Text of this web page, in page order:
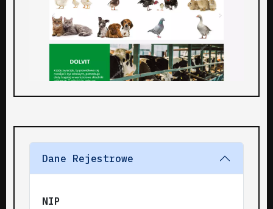
Dane Rejestrowe
NIP